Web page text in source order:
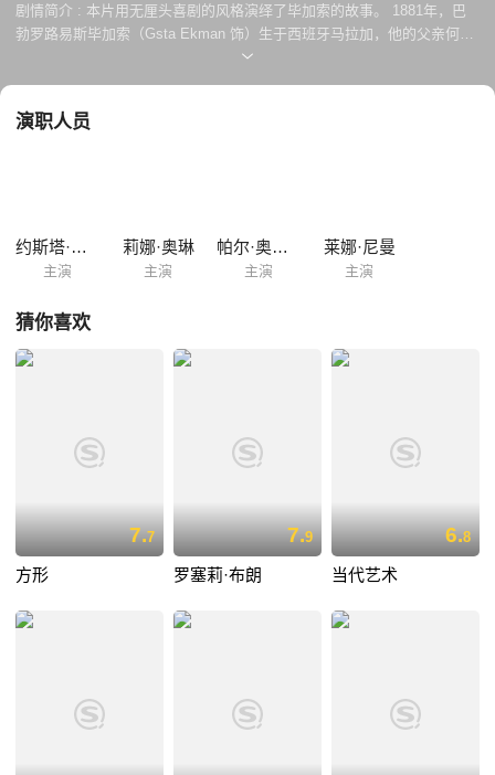
剧情简介 : 本片用无厘头喜剧的风格演绎了毕加索的故事。 1881年，巴
勃罗路易斯毕加索（Gsta Ekman 饰）生于西班牙马拉加，他的父亲何塞
（Hans Alfredson 饰）热爱绘画，并早早发现了毕加索身上的美术才华。
生活，直到何塞来到巴黎，施计将立体派作品卖给美国名作家斯坦恩，毕
演职人员
约斯塔·埃克曼
主演
莉娜·奥琳
主演
帕尔·奥斯卡森
主演
莱娜·尼曼
主演
猜你喜欢
7.7
方形
7.9
罗塞莉·布朗
6.8
当代艺术